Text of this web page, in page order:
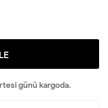
günü kargoda.